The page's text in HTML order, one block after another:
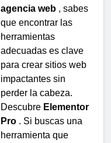
agencia web , sabes
que encontrar las
herramientas
adecuadas es clave
para crear sitios web
impactantes sin
perder la cabeza.
Descubre Elementor
Pro . Si buscas una
herramienta que